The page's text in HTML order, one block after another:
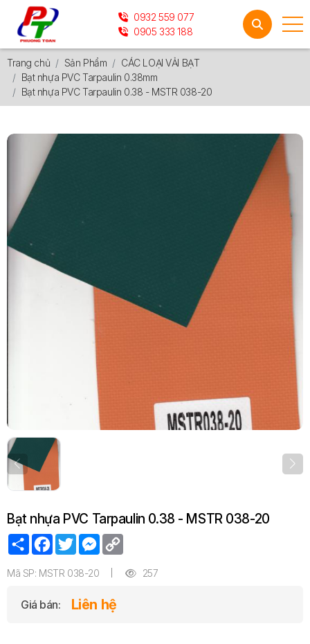
0932 559 077
0905 333 188
Trang chủ Sản Phẩm
CÁC LOẠI VẢI BẠT
Bạt nhựa PVC Tarpaulin 0.38mm
Bạt nhựa PVC Tarpaulin 0.38 - MSTR 038-20
Bạt nhựa PVC Tarpaulin 0.38 - MSTR 038-20
Share Facebook
TwitterMessenger
Mã SP: MSTR 038-20
257
Giá bán: Liên hệ